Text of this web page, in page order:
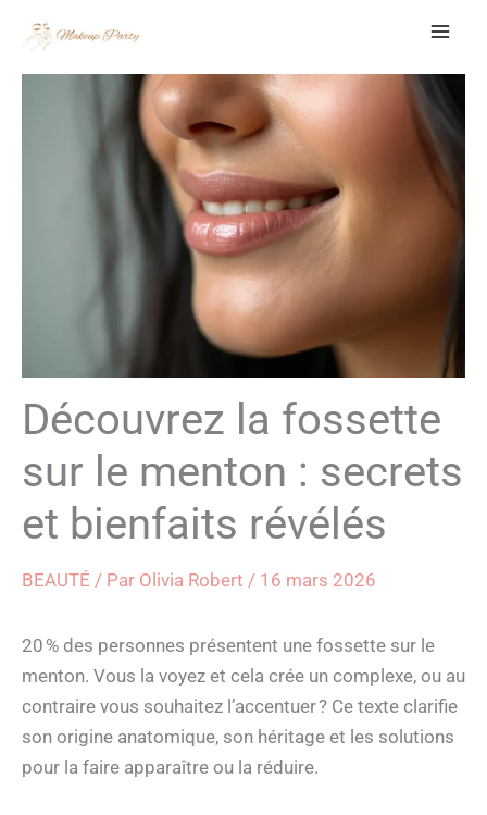
contenu
Découvrez la fossette
sur le menton : secrets
et bienfaits révélés
BEAUTÉ / Par Olivia Robert / 16 mars 2026
20 % des personnes présentent une fossette sur le
menton. Vous la voyez et cela crée un complexe, ou au
contraire vous souhaitez l’accentuer ? Ce texte clarifie
son origine anatomique, son héritage et les solutions
pour la faire apparaître ou la réduire.